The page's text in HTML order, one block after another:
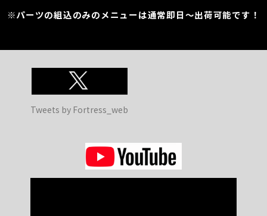
※パーツの組込のみのメニューは通常即日～出荷可能です！
Tweets by Fortress_web